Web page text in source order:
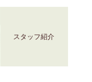
スタッフ紹介